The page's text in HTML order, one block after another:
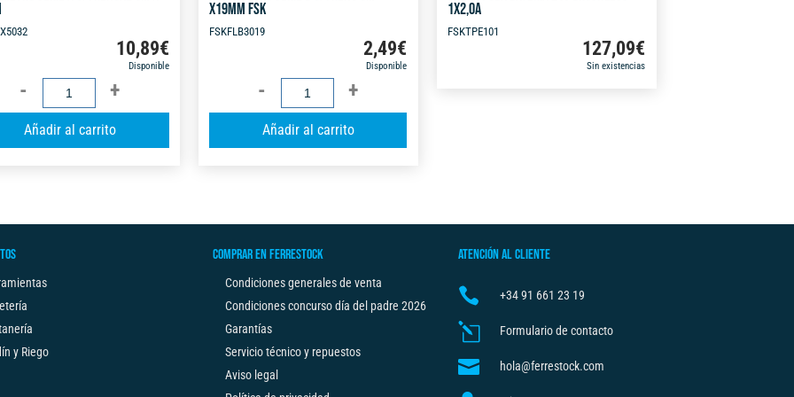
10,89€
Disponible
FLEXÓMETRO
SERIE
C/FRENOX2
32MM
cantidad
Añadir al carrito
A
X19MM FSK
FSKFLB3019
2,49€
Disponible
FLEXÓMETRO
SERIE
C/FRENO
FSK
cantidad
Añadir al carrito
i
1X2,0A
FSKTPE101
127,09€
Sin existencias
y Riego
COMPRAR EN FERRESTOCK
Condiciones generales de venta
Condiciones concurso día del padre 2026
Garantías
Servicio técnico y repuestos
Aviso legal
ATENCIÓN AL CLIENTE
 +3491 661 23 19
l Formulario de contacto
 hola@ferrestock.com